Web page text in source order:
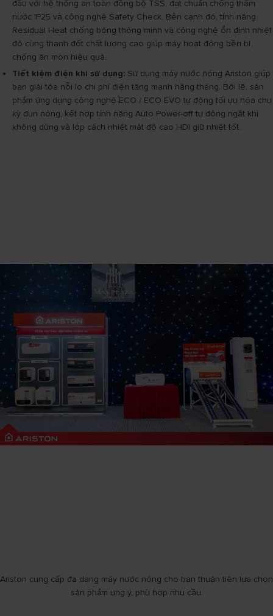
đầu với hệ thống an toàn đồng bộ TSS, đạt chuẩn chống thấm
nước IP25 và công nghệ Safety Check. Bên cạnh đó, tính năng
Residual Heat chống bỏng thông minh và công nghệ ổn định nhiệt
độ cùng thanh đốt chất lượng cao giúp máy hoạt động bền bỉ,
chống ăn mòn hiệu quả.
Tiết kiệm điện khi sử dụng: Sử dụng máy nước nóng Ariston giúp
bạn giải tỏa nỗi lo chi phí điện tăng mạnh hằng tháng. Bởi lẽ, sản
phẩm ứng dụng công nghệ ECO / ECO EVO tự động tối ưu hóa chu
kỳ đun nóng, kết hợp tính năng Auto Power-off tự động ngắt khi
không dùng và lớp cách nhiệt mật độ cao HDI giữ nhiệt tốt.
Ariston cung cấp đa dạng máy nước nóng cho bạn thuận tiện lựa chọn
sản phẩm ưng ý, phù hợp nhu cầu.